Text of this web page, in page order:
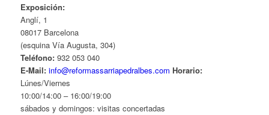
Exposición:
Anglí, 1
08017 Barcelona
(esquina Vía Augusta, 304)
Teléfono:932 053 040
E-Mail: info@reformassarriapedralbes.com Horario:
Lúnes/Viernes
10:00/14:00 – 16:00/19:00
sábados y domingos: visitas concertadas